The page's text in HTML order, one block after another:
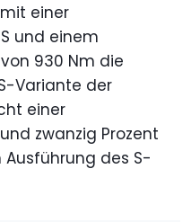
einer
und einem
930 Nm die
Variante der
einer
zwanzig Prozent
des S-